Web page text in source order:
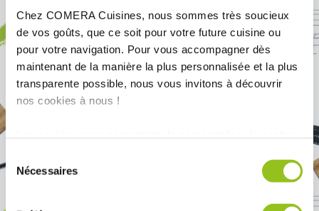
Chez COMERA Cuisines, nous sommes très soucieux
de vos goûts, que ce soit pour votre future cuisine ou
pour votre navigation. Pour vous accompagner dès
maintenant de la manière la plus personnalisée et la plus
transparente possible, nous vous invitons à découvrir
nos cookies à nous !
médias sociaux et d'analyser notre trafic. Nous
partageons également des informations sur l'utilisation de
notre site avec nos partenaires de médias sociaux, de
Nécessaires
En matière de déco, la tendance est au
minimalisme. Marier le blanc avec une
couleur pastel en vogue est une
excellente idée pour moderniser votre
cuisine en toute simplicité. Cette
combinaison des plus élégantes donne
espace. Pour apporter du peps, vous
plus rayonnante comme le jaune
tournesol, l’amarante, le vert émeraude,